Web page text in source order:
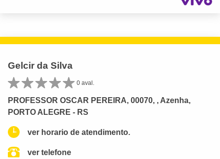
Gelcir da Silva
0 aval.
PROFESSOR OSCAR PEREIRA, 00070, , Azenha,
PORTO ALEGRE - RS
ver horario de atendimento.
ver telefone